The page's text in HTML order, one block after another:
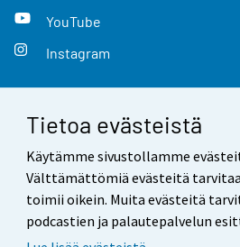
Tietoa evästeistä
Käytämme sivustollamme
Välttämättömiä evästeitä
toimii oikein. Muita evästeitä
podcastien ja palautepalvelun
YouTube
Instagram
Yhteystiedot
Palaute
Käyttöehdot